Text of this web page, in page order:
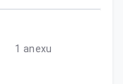
1 anexu